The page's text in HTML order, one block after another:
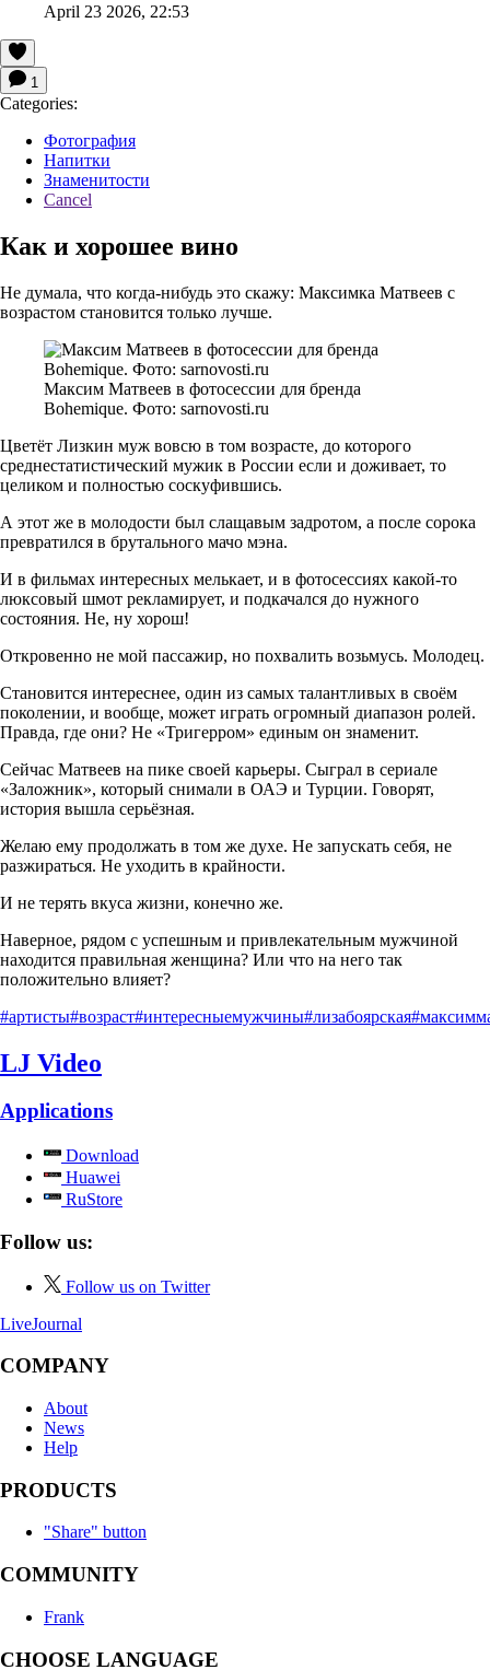
April 23 2026, 22:53
1
Categories:
Фотография
Напитки
Знаменитости
Cancel
Как и хорошее вино
Не думала, что когда-нибудь это скажу: Максимка Матвеев с
возрастом становится только лучше.
Максим Матвеев в фотосессии для бренда
Bohemique. Фото: sarnovosti.ru
Цветёт Лизкин муж вовсю в том возрасте, до которого
среднестатистический мужик в России если и доживает, то
целиком и полностью соскуфившись.
А этот же в молодости был слащавым задротом, а после сорока
превратился в брутального мачо мэна.
И в фильмах интересных мелькает, и в фотосессиях какой-то
люксовый шмот рекламирует, и подкачался до нужного
состояния. Не, ну хорош!
Откровенно не мой пассажир, но похвалить возьмусь. Молодец.
Становится интереснее, один из самых талантливых в своём
поколении, и вообще, может играть огромный диапазон ролей.
Правда, где они? Не «Тригерром» единым он знаменит.
Сейчас Матвеев на пике своей карьеры. Сыграл в сериале
«Заложник», который снимали в ОАЭ и Турции. Говорят,
история вышла серьёзная.
Желаю ему продолжать в том же духе. Не запускать себя, не
разжираться. Не уходить в крайности.
И не терять вкуса жизни, конечно же.
Наверное, рядом с успешным и привлекательным мужчиной
находится правильная женщина? Или что на него так
положительно влияет?
#артисты#возраст#интересныемужчины#лизабоярская
LJ Video
Applications
Download
Huawei
RuStore
Follow us:
Follow us on Twitter
LiveJournal
COMPANY
About
News
Help
PRODUCTS
"Share" button
COMMUNITY
Frank
CHOOSE LANGUAGE